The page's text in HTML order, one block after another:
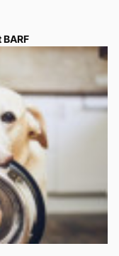
BARF